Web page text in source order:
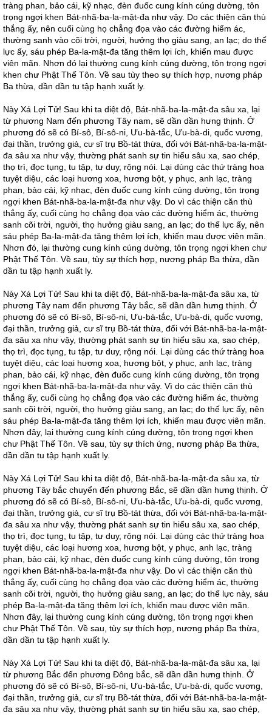
tràng phan, bảo cái, kỹ nhạc, đèn đuốc cung kính cúng dường, tôn
trọng ngợi khen Bát-nhã-ba-la-mật-đa như vậy. Do các thiện căn thù
thắng ấy, nên cuối cùng họ chẳng đọa vào các đường hiểm ác,
thường sanh vào cõi trời, người, hưởng thọ giàu sang, an lạc; do thế
lực ấy, sáu phép Ba-la-mật-đa tăng thêm lợi ích, khiến mau được
viên mãn. Nhơn đó lại thường cung kính cúng dường, tôn trọng ngợi
khen chư Phật Thế Tôn. Về sau tùy theo sự thích hợp, nương pháp
Ba thừa, dần dần tu tập hạnh xuất ly.
Này Xá Lợi Tử! Sau khi ta diệt độ, Bát-nhã-ba-la-mật-đa sâu xa, lại
từ phương Nam đến phương Tây nam, sẽ dần dần hưng thịnh. Ở
phương đó sẽ có Bí-sô, Bí-sô-ni, Ưu-bà-tắc, Ưu-bà-di, quốc vương,
đại thần, trưởng giả, cư sĩ trụ Bồ-tát thừa, đối với Bát-nhã-ba-la-mật-
đa sâu xa như vậy, thường phát sanh sự tin hiểu sâu xa, sao chép,
thọ trì, đọc tụng, tu tập, tư duy, rộng nói. Lại dùng các thứ tràng hoa
tuyệt diệu, các loại hương xoa, hương bột, y phục, anh lạc, tràng
phan, bảo cái, kỹ nhạc, đèn đuốc cung kính cúng dường, tôn trọng
ngợi khen Bát-nhã-ba-la-mật-đa như vậy. Do vì các thiện căn thù
thắng ấy, cuối cùng họ chẳng đọa vào các đường hiểm ác, thường
sanh cõi trời, người, thọ hưởng giàu sang, an lạc; do thế lực ấy, nên
sáu phép Ba-la-mật-đa tăng thêm lợi ích, khiến mau được viên mãn.
Nhơn đó, lại thường cung kính cúng dường, tôn trọng ngợi khen chư
Phật Thế Tôn. Về sau, tùy sự thích hợp, nương pháp Ba thừa, dần
dần tu tập hạnh xuất ly.
Này Xá Lợi Tử! Sau khi ta diệt độ, Bát-nhã-ba-la-mật-đa sâu xa, từ
phương Tây nam đến phương Tây bắc, sẽ dần dần hưng thịnh. Ở
phương đó sẽ có Bí-sô, Bí-sô-ni, Ưu-bà-tắc, Ưu-bà-di, quốc vương,
đại thần, trưởng giả, cư sĩ trụ Bồ-tát thừa, đối với Bát-nhã-ba-la-mật-
đa sâu xa như vậy, thường phát sanh sự tin hiểu sâu xa, sao chép,
thọ trì, đọc tụng, tu tập, tư duy, rộng nói. Lại dùng các thứ tràng hoa
tuyệt diệu, các loại hương xoa, hương bột, y phục, anh lạc, tràng
phan, bảo cái, kỹ nhạc, đèn đuốc cung kính cúng dường, tôn trọng
ngợi khen Bát-nhã-ba-la-mật-đa như vậy. Vì do các thiện căn thù
thắng ấy, cuối cùng họ chẳng đọa vào các đường hiểm ác, thường
sanh cõi trời, người, thọ hưởng giàu sang, an lạc; do thế lực ấy, nên
sáu phép Ba-la-mật-đa tăng thêm lợi ích, khiến mau được viên mãn.
Nhơn đây, lại thường cung kính cúng dường, tôn trọng ngợi khen
chư Phật Thế Tôn. Về sau, tùy sự thích ứng, nương pháp Ba thừa,
dần dần tu tập hạnh xuất ly.
Này Xá Lợi Tử! Sau khi ta diệt độ, Bát-nhã-ba-la-mật-đa sâu xa, từ
phương Tây bắc chuyển đến phương Bắc, sẽ dần dần hưng thịnh. Ở
phương đó sẽ có Bí-sô, Bí-sô-ni, Ưu-bà-tắc, Ưu-bà-di, quốc vương,
đại thần, trưởng giả, cư sĩ trụ Bồ-tát thừa, đối với Bát-nhã-ba-la-mật-
đa sâu xa như vậy, thường phát sanh sự tin hiểu sâu xa, sao chép,
thọ trì, đọc tụng, tu tập, tư duy, rộng nói. Lại dùng các thứ tràng hoa
tuyệt diệu, các loại hương xoa, hương bột, y phục, anh lạc, tràng
phan, bảo cái, kỹ nhạc, đèn đuốc cung kính cúng dường, tôn trọng
ngợi khen Bát-nhã-ba-la-mật-đa như vậy. Do vì các thiện căn thù
thắng ấy, cuối cùng họ chẳng đọa vào các đường hiểm ác, thường
sanh cõi trời, người, thọ hưởng giàu sang, an lạc; do thế lực này, sáu
phép Ba-la-mật-đa tăng thêm lợi ích, khiến mau được viên mãn.
Nhơn đây, lại thường cung kính cúng dường, tôn trọng ngợi khen
chư Phật Thế Tôn. Về sau, tùy sự thích hợp, nương pháp Ba thừa,
dần dần tu tập hạnh xuất ly.
Này Xá Lợi Tử! Sau khi ta diệt độ, Bát-nhã-ba-la-mật-đa sâu xa, lại
từ phương Bắc đến phương Đông bắc, sẽ dần dần hưng thịnh. Ở
phương đó sẽ có Bí-sô, Bí-sô-ni, Ưu-bà-tắc, Ưu-bà-di, quốc vương,
đại thần, trưởng giả, cư sĩ trụ Bồ-tát thừa, đối với Bát-nhã-ba-la-mật-
đa sâu xa như vậy, thường phát sanh sự tin hiểu sâu xa, sao chép,